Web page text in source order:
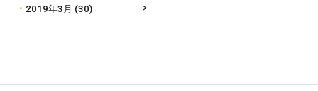
2019年3月 (30)